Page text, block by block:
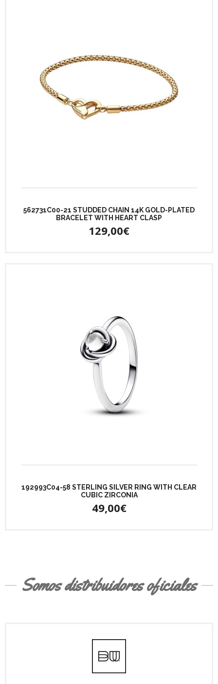
562731C00-21 STUDDED CHAIN 14K GOLD-PLATED
BRACELET WITH HEART CLASP
129,00€
192993C04-58 STERLING SILVER RING WITH CLEAR
CUBIC ZIRCONIA
49,00€
Somos distribuidores oficiales